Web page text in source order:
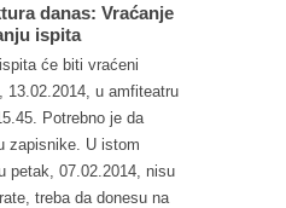
danas: Vraćanje
ispita
će biti vraćeni
13.02.2014, u amfiteatru
Potrebno je da
zapisnike. U istom
petak, 07.02.2014, nisu
treba da donesu na